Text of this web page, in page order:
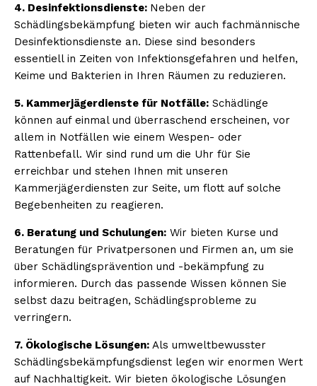
4. Desinfektionsdienste: Neben der
Schädlingsbekämpfung bieten wir auch fachmännische
Desinfektionsdienste an. Diese sind besonders
essentiell in Zeiten von Infektionsgefahren und helfen,
Keime und Bakterien in Ihren Räumen zu reduzieren.
5. Kammerjägerdienste für Notfälle: Schädlinge
können auf einmal und überraschend erscheinen, vor
allem in Notfällen wie einem Wespen- oder
Rattenbefall. Wir sind rund um die Uhr für Sie
erreichbar und stehen Ihnen mit unseren
Kammerjägerdiensten zur Seite, um flott auf solche
Begebenheiten zu reagieren.
6. Beratung und Schulungen: Wir bieten Kurse und
Beratungen für Privatpersonen und Firmen an, um sie
über Schädlingsprävention und -bekämpfung zu
informieren. Durch das passende Wissen können Sie
selbst dazu beitragen, Schädlingsprobleme zu
verringern.
7. Ökologische Lösungen: Als umweltbewusster
Schädlingsbekämpfungsdienst legen wir enormen Wert
auf Nachhaltigkeit. Wir bieten ökologische Lösungen